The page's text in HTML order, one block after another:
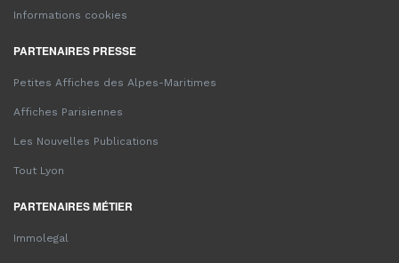
Informations cookies
PARTENAIRES PRESSE
Petites Affiches des Alpes-Maritimes
Affiches Parisiennes
Les Nouvelles Publications
Tout Lyon
PARTENAIRES MÉTIER
Immolegal